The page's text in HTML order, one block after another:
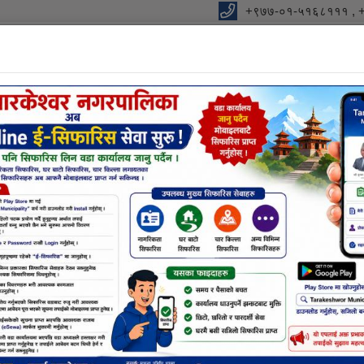
+९७७-०१-५१६८१११ ,
कार्यालय
आधार "
विधुतीय शुसासन सेवा शाखा सूचना तथा जानकारी